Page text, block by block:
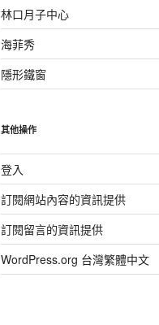
林口月子中心
海菲秀
隱形鐵窗
其他操作
登入
訂閱網站內容的資訊提供
訂閱留言的資訊提供
WordPress.org 台灣繁體中文